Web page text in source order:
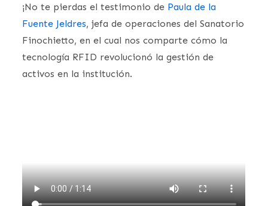
¡No te pierdas el testimonio de Paula de la
Fuente Jeldres, jefa de operaciones del Sanatorio
Finochietto, en el cual nos comparte cómo la
tecnología RFID revolucionó la gestión de
activos en la institución.